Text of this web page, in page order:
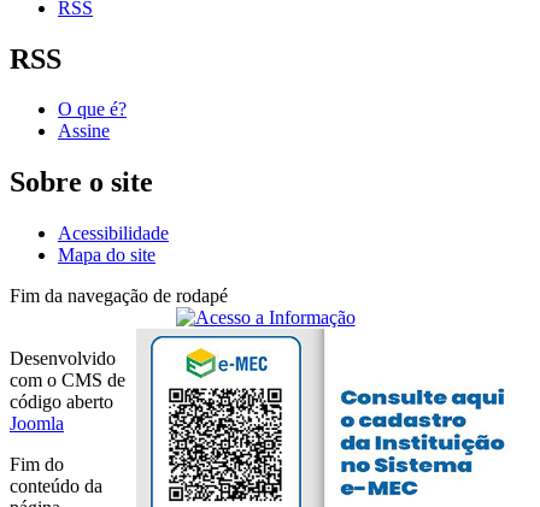
RSS
RSS
O que é?
Assine
Sobre o site
Acessibilidade
Mapa do site
Fim da navegação de rodapé
Desenvolvido
com o CMS de
código aberto
Joomla
Fim do
conteúdo da